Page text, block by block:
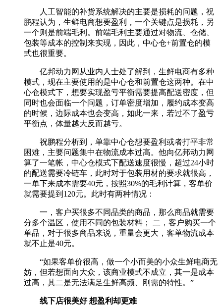
人工智能的补货系统解决的主要是损耗的问题，祝
鹏程认为，生鲜电商想要盈利，一个关键点是损耗，另
一个则是前端毛利。前端毛利主要通过对物流、仓储、
包装等成本的控制来实现，因此，中心仓+前置仓的模
式也很重要。
亿邦动力网从业内人士处了解到，生鲜电商有多种
模式，现在主要使用的是中心仓和前置仓这两种。在中
心仓模式下，想要实现盈亏平衡需要提高配送密度，但
同时也会面临一个问题，订单密度增加，履约成本变高
的时候，边际成本也会变高，如此一来，若过不了盈亏
平衡点，体量越大反而越亏。
祝鹏程分析到，单靠中心仓想要盈利或者打平非常
困难，主要问题集中在物流成本过高。他向亿邦动力网
算了一笔帐，中心仓模式下配送速度很慢，超过24小时
的配送需要冷链车，此时对于包装用材的要求就很高，
一单下来成本需要40元，按照30%的毛利计算，客单价
就需要提到120元。此时有两种情况：
一，客户买很多不同品类的商品，那么商品就需要
分多个温区，使用不同的包装材料； 二，客户购买一个
单品，对于很多商品来说，重量会更大，客单物流成本
就不止是40元。
“如果客单价很高，做一个小而美的小众生鲜电商无
妨，但若想面向大众，该商业模式不成立，其一是成本
过高，其二是无法满足生鲜高频、刚需的特性。”
线下店很美好 想盈利却更难